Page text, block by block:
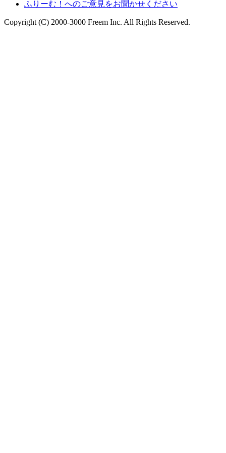
ふりーむ！へのご意見をお聞かせください
Copyright (C) 2000-3000 Freem Inc. All Rights Reserved.